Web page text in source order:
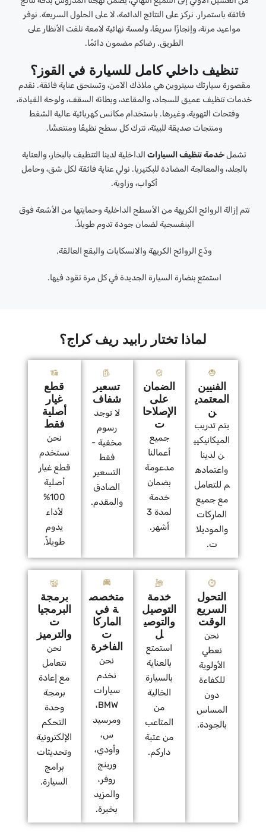
فائقة باستمرار. نركز على النتائج الدائمة، لا على الحلول السريعة. نوفر
مواعيد مرنة، وإنجازًا سريعًا، ولمسة نهائية لامعة تلفت الأنظار على
الطريق. رضاكم مضمون دائمًا.
تنظيف داخلي كامل للسيارة في القوز؟
مقصورة سيارتك سيتروين هي ملاذك الآمن، وتستحق عناية فائقة. نقدم
خدمات تنظيف عميق للسجاد، والمقاعد، وبطانة السقف، ولوحة القيادة،
وفتحات التهوية، وغيرها. باستخدام مكانس كهربائية عالية الشفط
ومنتجات صديقة للبيئة، نترك كل سطح نظيفًا ومنتعشًا.
تشملخدمة تنظيف السيارات الداخلية لدينا التنظيف بالبخار، والعناية
بالجلد، والمعالجة المضادة للبكتيريا. نولي عناية فائقة لكل شق، وحامل
أكواب، وزاوية.
تتم إزالة الروائح الكريهة من الأسطح الداخلية وحمايتها من الأشعة فوق
البنفسجية لضمان جودة تدوم طويلاً.
ودّع الروائح الكريهة والانسكابات والبقع العالقة.
استمتع بنضارة السيارة الجديدة في كل مرة تقود فيها.
لماذا تختار رابيد ريف كراج؟
الفنيين
المعتمدي
ن
يتم تدريب
الميكانيكيي
ن لدينا
واعتماده
م للتعامل
مع جميع
الماركات
والموديلا
ت.
الضمان
على
الإصلاحا
ت
جميع
أعمالنا
مدعومة
بضمان
خدمة
لمدة 3
أشهر.
تسعير
شفاف
لا توجد
رسوم
مخفية -
فقط
التسعير
الصادق
والمقدم.
قطع
غيار
أصلية
فقط
نحن
نستخدم
قطع غيار
أصلية
100%
لأداء
يدوم
طويلاً.
التحول
السريع
الوقت
نحن
نعطي
الأولوية
للكفاءة
دون
المساس
بالجودة.
خدمة
التوصيل
والتوصي
ل
استمتع
بالعناية
بالسيارة
الخالية
من
المتاعب
من عتبة
داركم.
متخصص
ة في
الماركا
ت
الفاخرة
نحن
نخدم
سيارات
BMW،
ومرسيد
س،
وأودي،
ورينج
روفر،
والمزيد
بخبرة.
برمجة
البرمجيا
ت
والترميز
نحن
نتعامل
مع إعادة
برمجة
وحدة
التحكم
الإلكترونية
وتحديثات
برامج
السيارة.